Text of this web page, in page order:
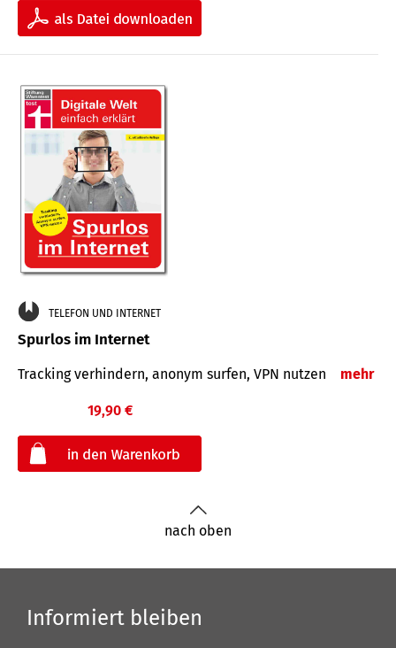
TELEFON UND INTERNET
Spurlos im Internet
Tracking verhindern, anonym surfen, VPN nutzen mehr
19,90 €
nach oben
Informiert bleiben